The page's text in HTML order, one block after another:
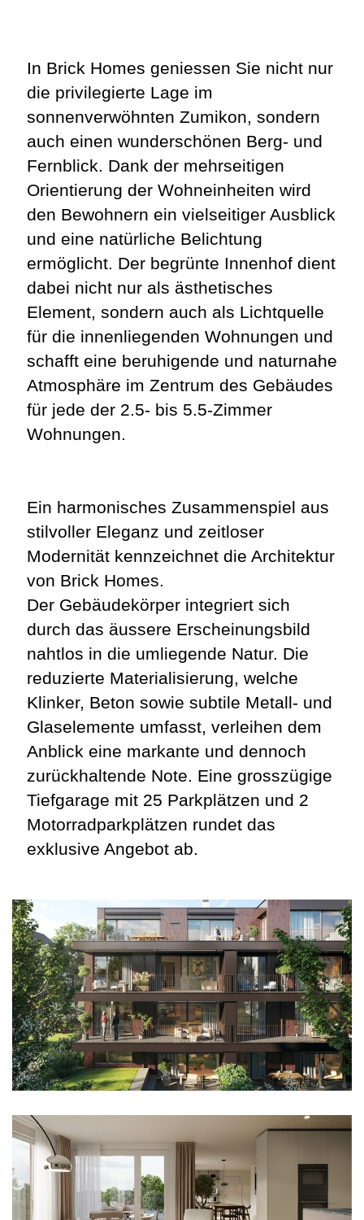
In Brick Homes geniessen Sie nicht nur
die privilegierte Lage im
sonnenverwöhnten Zumikon, sondern
auch einen wunderschönen Berg- und
Fernblick . Dank der mehrseitigen
Orientierung der Wohneinheiten wird
den Bewohnern ein vielseitiger Ausblick
und eine natürliche Belichtung
ermöglicht. Der begrünte Innenhofdient
dabei nicht nur als ästhetisches
Element, sondern auch als Lichtquelle
für die innenliegenden Wohnungen und
schafft eine beruhigende und naturnahe
Atmosphäre im Zentrum des Gebäudes
für jede der 2.5- bis 5.5-Zimmer
Wohnungen
Ein harmonisches Zusammenspiel aus
stilvoller Eleganz und zeitloser
Modernität kennzeichnet die Architektur
von Brick Homes.
Der Gebäudekörper integriert sich
durch das äussere Erscheinungsbild
nahtlos in die umliegende Natur. Die
reduzierte Materialisierung, welche
Klinker, Beton sowie subtile Metall- und
Glaselemente umfasst, verleihen dem
Anblick eine markante und dennoch
zurückhaltende Note. Eine grosszügige
Tiefgarage mit 25 Parkplätzen und 2
Motorradparkplätzen rundet das
exklusive Angebot ab.